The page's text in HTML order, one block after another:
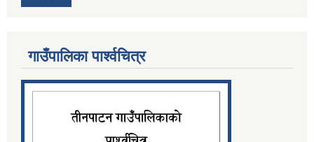
गाउँपालिका पार्श्‍वचित्र